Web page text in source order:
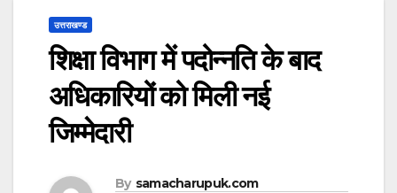
उत्तराखण्ड
शिक्षा विभाग में पदोन्नति के बाद
अधिकारियों को मिली नई
जिम्मेदारी
By samacharupuk.com